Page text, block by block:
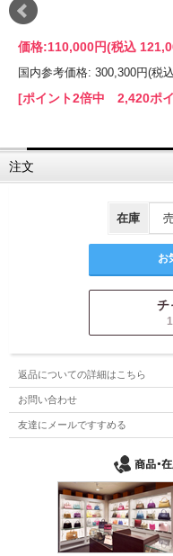
価格:110,000円(税込
国内参考価格: 300,300円(税
[ポイント2倍中 2,420ポ
注文
在庫
チ
返品についての詳細はこちら
お問い合わせ
友達にメールですすめる